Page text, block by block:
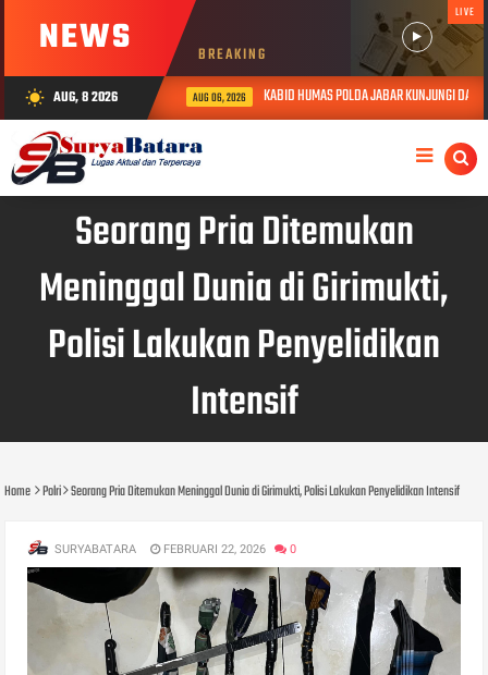
NEWS BREAKING
LIVE
wb_sunny AUG, 8 2026 AUG 06, 2026 KABID HUMAS POLDA JABAR KUNJUNGI DAN
Seorang Pria Ditemukan
Meninggal Dunia di Girimukti,
Polisi Lakukan Penyelidikan
Intensif
Home Polri Seorang Pria Ditemukan Meninggal Dunia di Girimukti, Polisi Lakukan Penyelidikan Intensif
SURYABATARA FEBRUARI 22, 2026 0